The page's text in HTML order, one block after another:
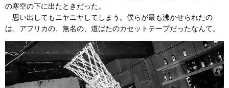
の寒空の下に出たときだった。
思い出してもニヤニヤしてしまう。僕らが最も沸かせられたの
は、アフリカの、無名の、道ばたのカセットテープだったなんて。